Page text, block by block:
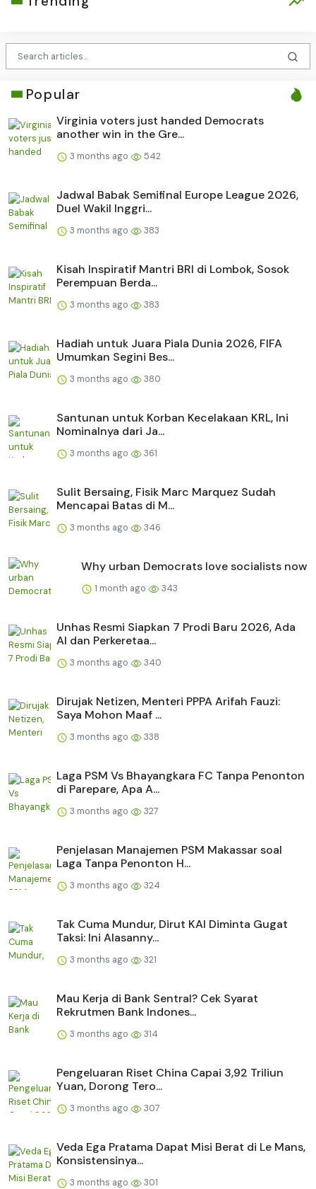
Popular
Virginia voters just handed Democrats
another win in the Gre...
3 months ago 542
Jadwal Babak Semifinal Europe League 2026,
Duel Wakil Inggri...
3 months ago 383
Kisah Inspiratif Mantri BRI di Lombok, Sosok
Perempuan Berda...
3 months ago 383
Hadiah untuk Juara Piala Dunia 2026, FIFA
Umumkan Segini Bes...
3 months ago 380
Santunan untuk Korban Kecelakaan KRL, Ini
Nominalnya dari Ja...
3 months ago 361
Sulit Bersaing, Fisik Marc Marquez Sudah
Mencapai Batas di M...
3 months ago 346
Why urban Democrats love socialists now
1 month ago 343
Unhas Resmi Siapkan 7 Prodi Baru 2026, Ada
AI dan Perkeretaa...
3 months ago 340
Dirujak Netizen, Menteri PPPA Arifah Fauzi:
Saya Mohon Maaf ...
3 months ago 338
Laga PSM Vs Bhayangkara FC Tanpa Penonton
di Parepare, Apa A...
3 months ago 327
Penjelasan Manajemen PSM Makassar soal
Laga Tanpa Penonton H...
3 months ago 324
Tak Cuma Mundur, Dirut KAI Diminta Gugat
Taksi: Ini Alasanny...
3 months ago 321
Mau Kerja di Bank Sentral? Cek Syarat
Rekrutmen Bank Indones...
3 months ago 314
Pengeluaran Riset China Capai 3,92 Triliun
Yuan, Dorong Tero...
3 months ago 307
Veda Ega Pratama Dapat Misi Berat di Le Mans,
Konsistensinya...
3 months ago 301